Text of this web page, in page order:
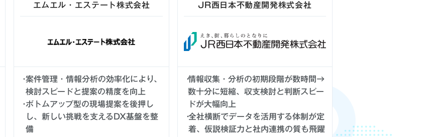
エムエル・エステート株式会社
案件管理・情報分析の効率化により、
検討スピードと提案の精度を向上
ボトムアップ型の現場提案を後押し
し、新しい挑戦を支えるDX基盤を整
備
JR西日本不動産開発株式会社
情報収集・分析の初期段階が数時間→
数十分に短縮、収支検討と判断スピー
ドが大幅向上
全社横断でデータを活用する体制が定
着、仮説検証力と社内連携の質も飛躍